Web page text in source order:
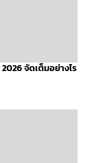
จัดเต็มอย่างไร